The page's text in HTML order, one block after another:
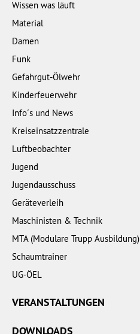
Wissen was läuft
Material
Damen
Funk
Gefahrgut-Ölwehr
Kinderfeuerwehr
Info´s und News
Kreiseinsatzzentrale
Luftbeobachter
Jugend
Jugendausschuss
Geräteverleih
Maschinisten & Technik
MTA (Modulare Trupp Ausbildung)
Schaumtrainer
UG-ÖEL
VERANSTALTUNGEN
DOWNLOADS